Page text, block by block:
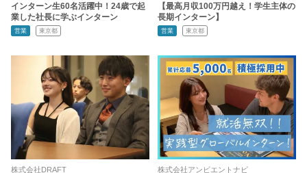
インターン生60名活躍中！24歳で起
業した社長に学ぶインターン
営業 東京都
【最高月収100万円越え！学生主体の
長期インターン】
営業 東京都
株式会社DRAFT 株式会社アンビエントナビ